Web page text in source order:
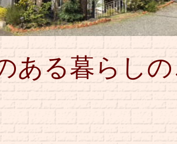
ある暮らし